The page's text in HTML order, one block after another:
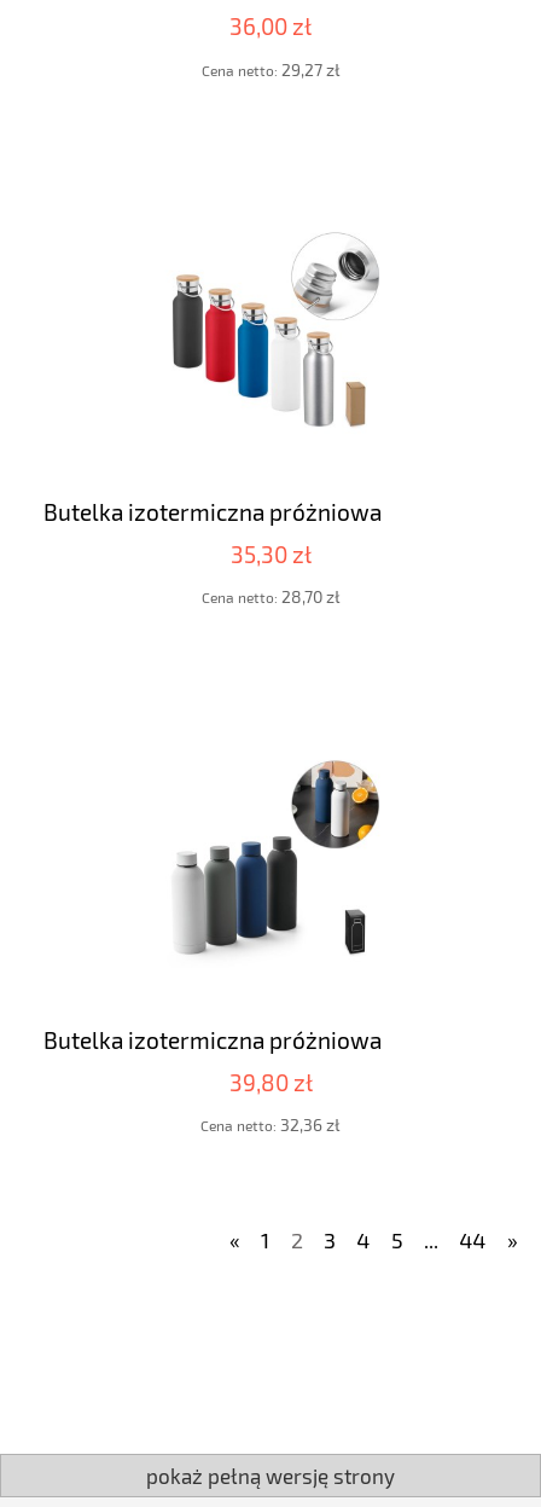
36,00 zł
Cena netto: 29,27 zł
Butelka izotermiczna próżniowa
35,30 zł
Cena netto: 28,70 zł
Butelka izotermiczna próżniowa
39,80 zł
Cena netto: 32,36 zł
« 1 2 3 4 5 ... 44 »
pokaż pełną wersję strony